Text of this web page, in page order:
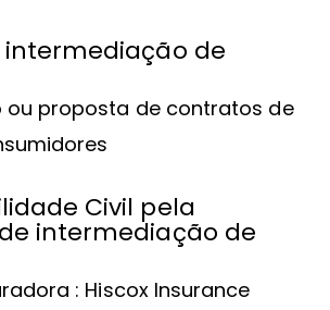
intermediação de
ou proposta de contratos de
Civil pela
intermediação de
: Hiscox Insurance